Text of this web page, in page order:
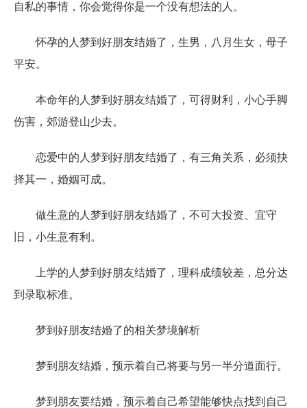
自私的事情，你会觉得你是一个没有想法的人。
怀孕的人梦到好朋友结婚了，生男，八月生女，母子
平安。
本命年的人梦到好朋友结婚了，可得财利，小心手脚
伤害，郊游登山少去。
恋爱中的人梦到好朋友结婚了，有三角关系，必须抉
择其一，婚姻可成。
做生意的人梦到好朋友结婚了，不可大投资、宜守
旧，小生意有利。
上学的人梦到好朋友结婚了，理科成绩较差，总分达
到录取标准。
梦到好朋友结婚了的相关梦境解析
梦到朋友结婚，预示着自己将要与另一半分道面行。
梦到朋友要结婚，预示着自己希望能够快点找到自己